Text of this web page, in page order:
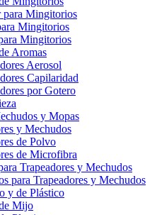
para Mingitorios
Mingitorios
Mingitorios
Aromas
Aerosol
Capilaridad
por Gotero
y Mopas
y Mechudos
de Polvo
de Microfibra
Trapeadores y Mechudos
para Trapeadores y Mechudos
y de Plástico
Mijo